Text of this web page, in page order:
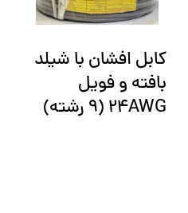
کابل افشان با شیلد
بافته و فویل
24AWG (9 رشته)